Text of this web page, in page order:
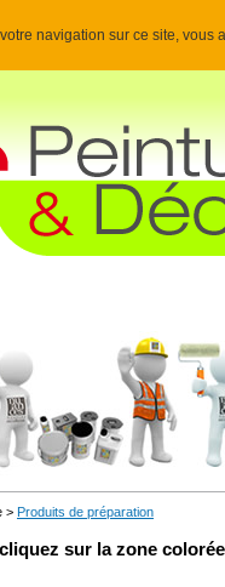
navigation sur ce site,
> Produits de préparation
sur la zone